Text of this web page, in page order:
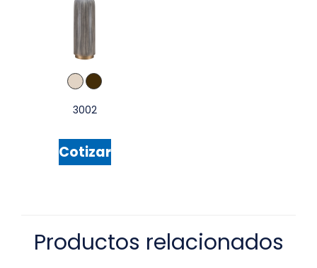
3002
Cotizar
Productos relacionados